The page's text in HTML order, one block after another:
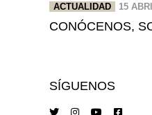
ACTUALIDAD 15
CONÓCENOS,
SÍGUENOS